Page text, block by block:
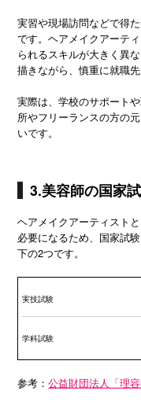
実習や現場訪問などで得
です。ヘアメイクアーテ
られるスキルが大きく異
描きながら、慎重に就職先
実際は、学校のサポート
所やフリーランスの方の
いです。
3.美容師の国家
ヘアメイクアーティスト
必要になるため、国家試
下の2つです。
実技試験
学科試験
参考：公益財団法人「理